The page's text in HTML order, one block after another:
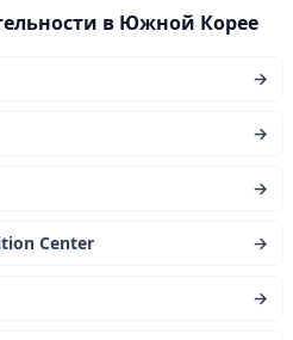
в Южной Корее
→
→
→
Center →
→